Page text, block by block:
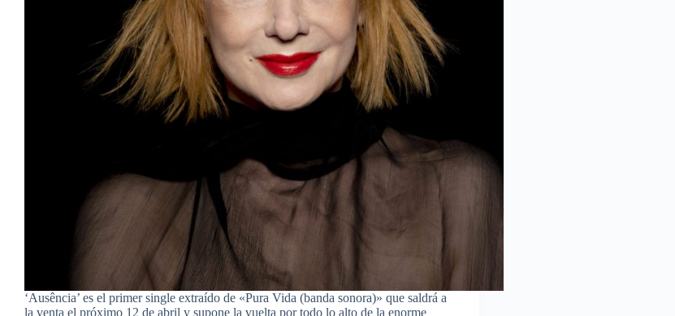
‘Ausência’ es el primer single extraído de «Pura Vida (banda sonora)» que saldrá a
la venta el próximo 12 de abril y supone la vuelta por todo lo alto de la enorme